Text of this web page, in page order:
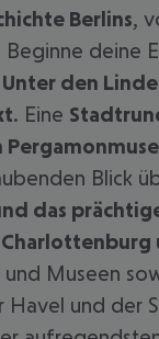
Berlins,
deine
Unter den
. Eine
Blick
das
Museen
Havel und der